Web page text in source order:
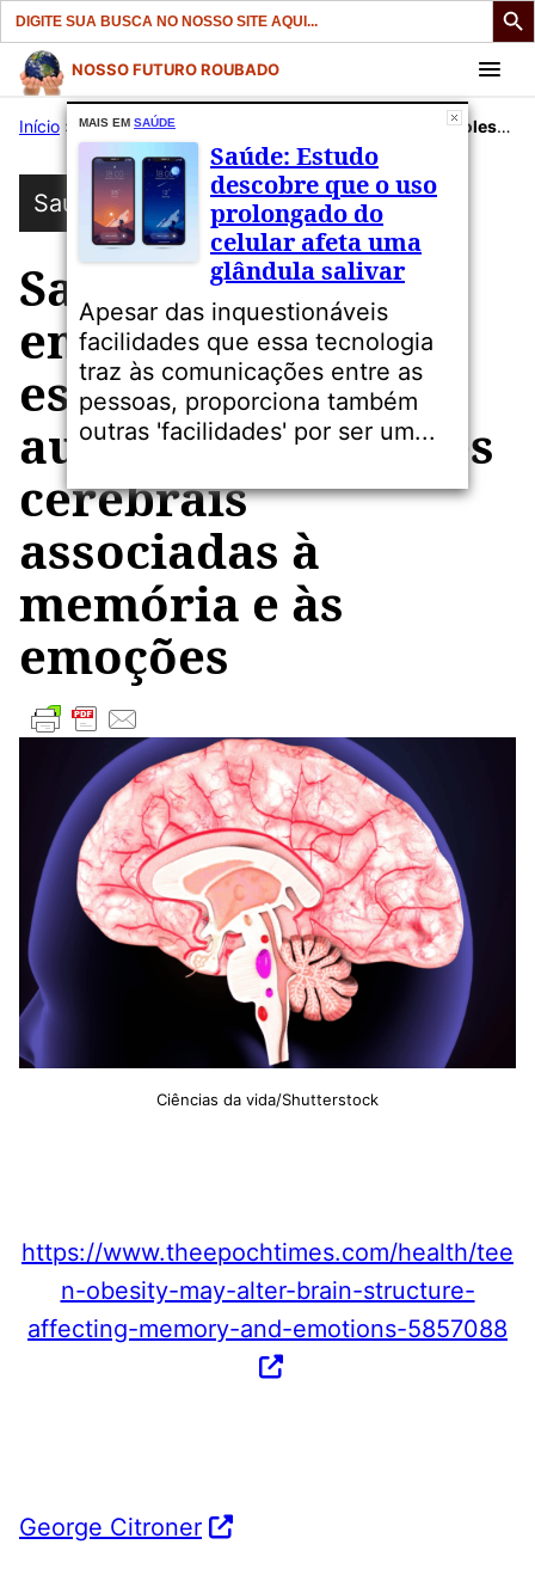
Search
for:
Pular
para
conteúdo
NOSSO FUTURO ROUBADO
Início » Publicações» Saúde: Obesidade em adolescentes está associada ao aumento de regiões cerebrais associadas à memória e às emoções
Saúde
Saúde: Obesidade
em adolescentes
está associada ao
aumento de regiões
cerebrais
associadas à
memória e às
emoções
Ciências da vida/Shutterstock
https://www.theepochtimes.com/health/tee
n-obesity-may-alter-brain-structure-
affecting-memory-and-emotions-5857088
George Citroner
MAIS EM SAÚDE
Saúde: Estudo
descobre que o uso
prolongado do
celular afeta uma
glândula salivar
Apesar das inquestionáveis
facilidades que essa tecnologia
traz às comunicações entre as
pessoas, proporciona também
outras 'facilidades' por ser um...